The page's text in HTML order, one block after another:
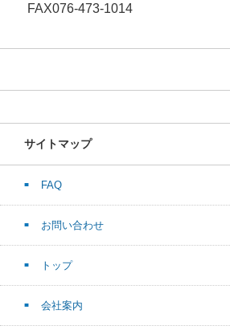
FAX076-473-1014
サイトマップ
FAQ
お問い合わせ
トップ
会社案内